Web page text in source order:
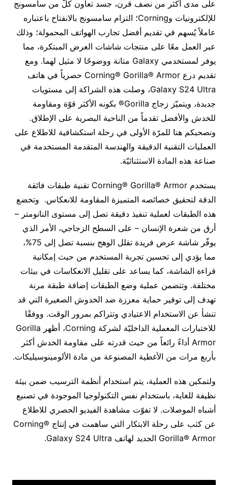
على مدى أكثر من نصف قرن، جسد تعاون كلٌّ من سامسونج
للإلكترونيات وCorning؛ التزام سامسونج بالانفتاح باعتباره
عاملاً يُسهم في تقديم أفضل تجارب الهواتف المحمولة؛ وذلك
عبر العمل معًا على منتجات شاشات العرض المبتكرة، مما
يوفر لمستخدمي Galaxy متانة ووضوحًا لا مثيل لهما. ومع
تقديم درع Corning® Gorilla® Armor حصرياً في هاتف
Galaxy S24 Ultra، وصلت هذه الشراكة إلى مستويات
جديدة، ويتميّز زجاج Gorilla® بكونه الأكثر قوّة ومقاومة
للخدش والأفضل تقدماً من الناحية البصرية على الإطلاق.
ونصحبكم هنا للمرّة الأولى في رحلة استكشافية للاطلاع على
العمليات التقنية الدقيقة والهندسة المتقدمة المستخدمة في
صناعة هذه المادة الاستثنائيّة.
يستخدم Corning® Gorilla® Armor تقنية طبقات فائقة
الدقة لتحقيق خصائصه المتميزة المقاومة للانعكاس. وتخضع
هذه الطبقات لعملية تنفيذ دقيقة تصل إلى مستوى النانومتر –
أرق من شعرة الإنسان – على السطح الزجاجي، الأمر الذي
يوفّر شاشة عرض فريدة تقلل الوهج بنسبة تصل إلى 75%،
مما يؤدي إلى تحسين تجربة المستخدم من حيث إمكانية
قراءة الشاشة، كما يساعد على تقليل الانعكاسات في بيئات
مختلفة. وتتضمن عملية وضع الطبقات إضافة طبقة مرنة
تهدف إلى توفير حماية معززة ضد الخدوش الصغيرة التي قد
تنشأ عن الاستخدام الاعتيادي وتتراكم بمرور الوقت. ووفقًا
للاختبارات المعملية الداخليّة لشركة Corning، أظهر Gorilla
Armor أداءً رائعاً من حيث قدرته على مقاومة الخدش أكثر
بأربع مرات من الأغطية المصنوعة من مادة الألومينوسيليكات.
ولتمكين هذه العملية، يتم استخدام أنظمة الترسيب ضمن بيئة
نظيفة للغاية، باستخدام نفس التكنولوجيا الموجودة في تصنيع
أشباه الموصلات. لا تفوّت مشاهدة الفيديو الحصري للاطلاع
عن كثب على رحلة الابتكار التي ساهمت في إنتاج Corning®
Gorilla® Armor الجديد لهاتف Galaxy S24 Ultra.